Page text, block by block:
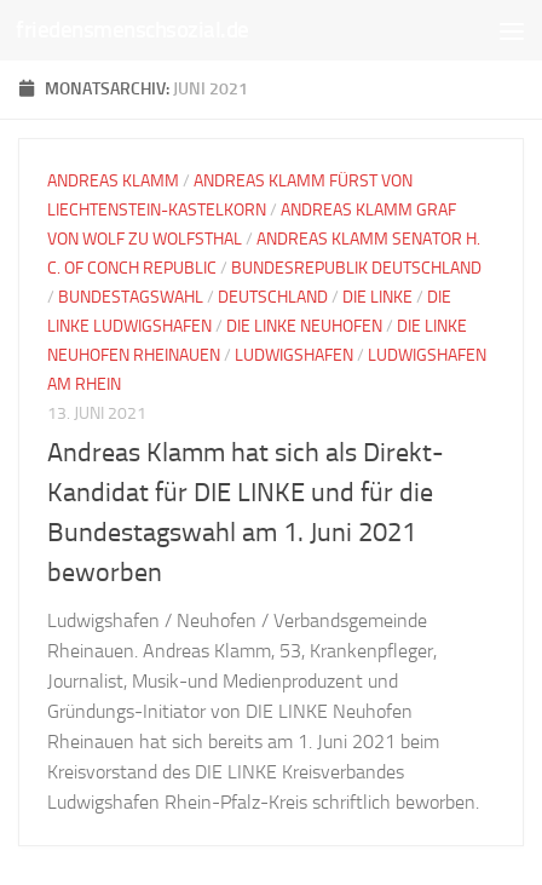
MONATSARCHIV: JUNI 2021
ANDREAS KLAMM / ANDREAS KLAMM FÜRST VON
LIECHTENSTEIN-KASTELKORN/ ANDREAS KLAMM GRAF
VON WOLF ZU WOLFSTHAL/ ANDREAS KLAMM SENATOR H.
C. OF CONCH REPUBLIC / BUNDESREPUBLIK DEUTSCHLAND
/ BUNDESTAGSWAHL/ DEUTSCHLAND/ DIE LINKE / DIE
LINKE LUDWIGSHAFEN/ DIE LINKE NEUHOFEN/ DIE LINKE
NEUHOFEN RHEINAUEN/ LUDWIGSHAFEN/ LUDWIGSHAFEN
AM RHEIN
13. JUNI 2021
Andreas Klamm hat sich als Direkt-
Kandidat für DIE LINKE und für die
Bundestagswahl am 1. Juni 2021
beworben
Ludwigshafen / Neuhofen / Verbandsgemeinde
Rheinauen. Andreas Klamm, 53, Krankenpfleger,
Journalist, Musik-und Medienproduzent und
Gründungs-Initiator von DIE LINKE Neuhofen
Rheinauen hat sich bereits am 1. Juni 2021 beim
Kreisvorstand des DIE LINKE Kreisverbandes
Ludwigshafen Rhein-Pfalz-Kreis schriftlich beworben.